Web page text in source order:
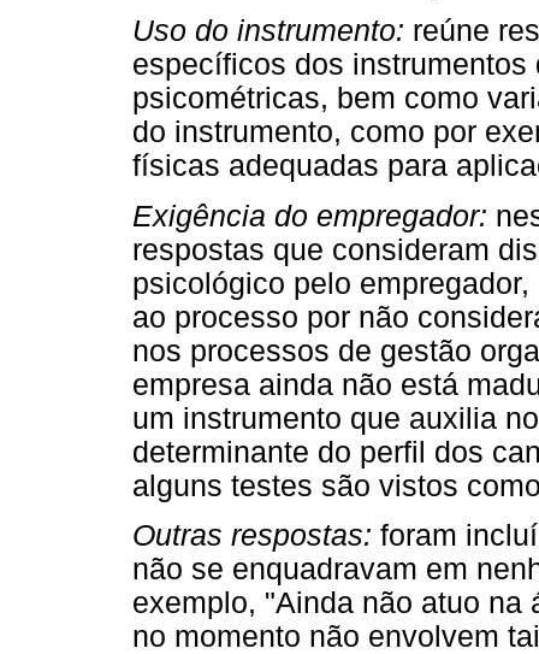
Uso do instrumento: reúne
específicos dos
psicométricas, bem como
do instrumento, como por
físicas adequadas para
Exigência do empregador:
respostas que consideram
psicológico pelo
ao processo por não
nos processos de gestão
empresa ainda não está
um instrumento que auxilia
determinante do perfil dos
alguns testes são vistos
Outras respostas: foram
não se enquadravam em
exemplo, "Ainda não atuo
no momento não envolvem